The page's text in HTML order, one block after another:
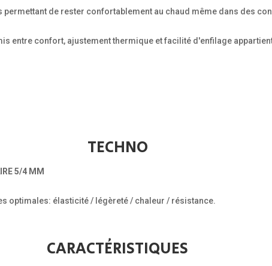
de rester confortablement au chaud même dans des
entre confort, ajustement thermique et facilité d'enfilage
TECHNO
5/4 MM
optimales: élasticité / légèreté / chaleur / résistance.
CARACTÉRISTIQUES